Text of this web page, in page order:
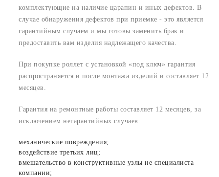
комплектующие на наличие царапин и иных дефектов. В
случае обнаружения дефектов при приемке - это является
гарантийным случаем и мы готовы заменить брак и
предоставить вам изделия надлежащего качества.
При покупке роллет с установкой «под ключ» гарантия
распространяется и после монтажа изделий и составляет 12
месяцев.
Гарантия на ремонтные работы составляет 12 месяцев, за
исключением негарантийных случаев:
механические повреждения;
воздействие третьих лиц;
вмешательство в конструктивные узлы не специалиста
компании;